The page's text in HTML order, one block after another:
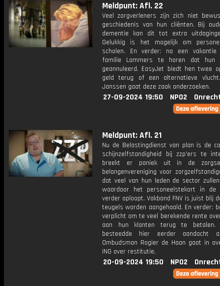
Meldpunt: Afl. 22
Veel zorgverleners zijn zich niet
geschiedenis van hun cliënten. Bij
dementie kan dit tot extra
Gelukkig is het mogelijk om
scholen. En verder: na een
familie Lammers te horen dat hun
geannuleerd. EasyJet biedt hen twee
geld terug of een alternatieve
Janssen gaat deze zaak onderzoeken.
27-09-2024 19:50 NPO2
Meldpunt: Afl. 21
Nu de Belastingdienst van plan is de
schijnzelfstandigheid bij zzp'ers te
breekt er paniek uit in de
belangenvereniging voor
dat veel van hun leden de sector
waardoor het personeelstekort in de
verder oploopt. Vakbond FNV is juist blij
teugels worden aangehaald. En verder:
verplicht om te veel berekende rente
aan hun klanten terug te betalen.
besteedde hier eerder aandacht
Ombudsman Rogier de Haan gaat in
ING over restitutie.
20-09-2024 19:50 NPO2